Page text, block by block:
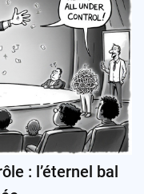
: l’éternel bal